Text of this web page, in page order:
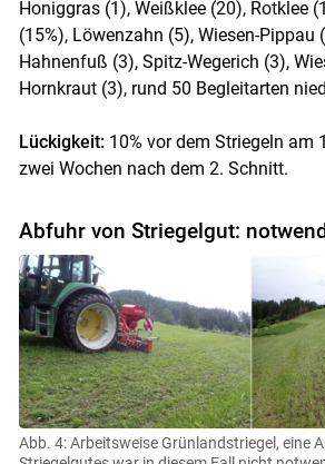
Honiggras (1), Weißklee (20), Rotklee
(15%), Löwenzahn (5), Wiesen-Pippau
Hahnenfuß (3), Spitz-Wegerich (3),
Hornkraut (3), rund 50 Begleitarten
Lückigkeit:10% vor dem Striegeln am
zwei Wochen nach dem 2. Schnitt.
Abfuhr von Striegelgut:
Abb. 4: Arbeitsweise Grünlandstriegel, eine